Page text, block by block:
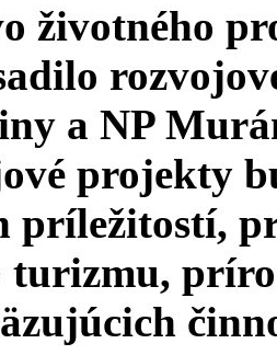
životného
a NP
projekty
príležitostí,